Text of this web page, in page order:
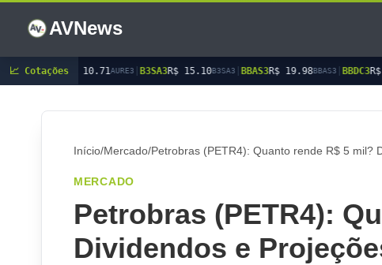
AVNews
📈 Cotações
AURE3|B3SA3 R$ 15.10B3SA3 |BBAS3R$ 19.98BBAS3 |BBDC3R$ 15.26BBDC3 |BBDC4
Início/Mercado/Petrobras (PETR4): Quanto rende R$ 5 mil?
MERCADO
Petrobras (PETR4):
Dividendos e